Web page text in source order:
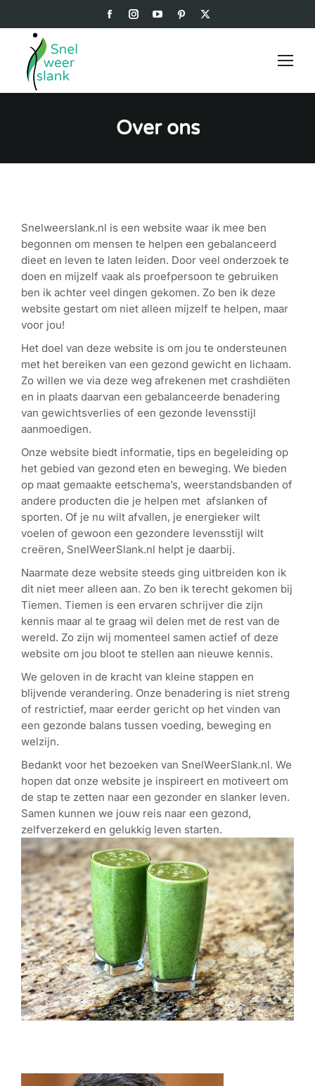
Facebook
new
window
Instagram
new
YouTube
new
Pinterest
new new
Over ons
Snelweerslank.nl is een website waar ik mee ben
begonnen om mensen te helpen een gebalanceerd
dieet en leven te laten leiden. Door veel onderzoek te
doen en mijzelf vaak als proefpersoon te gebruiken
ben ik achter veel dingen gekomen. Zo ben ik deze
website gestart om niet alleen mijzelf te helpen, maar
voor jou!
Het doel van deze website is om jou te ondersteunen
met het bereiken van een gezond gewicht en lichaam.
Zo willen we via deze weg afrekenen met crashdiëten
en in plaats daarvan een gebalanceerde benadering
van gewichtsverlies of een gezonde levensstijl
aanmoedigen.
Onze website biedt informatie, tips en begeleiding op
het gebied van gezond eten en beweging. We bieden
op maat gemaakte eetschema’s, weerstandsbanden of
andere producten die je helpen met afslanken of
sporten. Of je nu wilt afvallen, je energieker wilt
voelen of gewoon een gezondere levensstijl wilt
creëren, SnelWeerSlank.nl helpt je daarbij.
Naarmate deze website steeds ging uitbreiden kon ik
dit niet meer alleen aan. Zo ben ik terecht gekomen bij
Tiemen. Tiemen is een ervaren schrijver die zijn
kennis maar al te graag wil delen met de rest van de
wereld. Zo zijn wij momenteel samen actief of deze
website om jou bloot te stellen aan nieuwe kennis.
We geloven in de kracht van kleine stappen en
blijvende verandering. Onze benadering is niet streng
of restrictief, maar eerder gericht op het vinden van
een gezonde balans tussen voeding, beweging en
welzijn.
Bedankt voor het bezoeken van SnelWeerSlank.nl. We
hopen dat onze website je inspireert en motiveert om
de stap te zetten naar een gezonder en slanker leven.
Samen kunnen we jouw reis naar een gezond,
zelfverzekerd en gelukkig leven starten.